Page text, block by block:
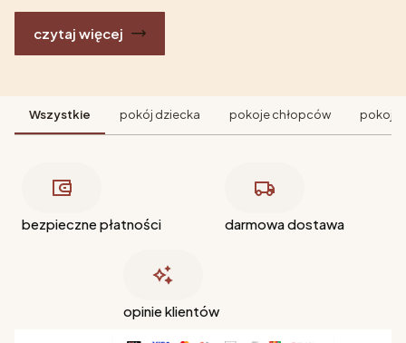
czytaj więcej
Wszystkie pokój dziecka pokoje chłopców pokoje
bezpieczne płatności darmowa dostawa
opinie klientów